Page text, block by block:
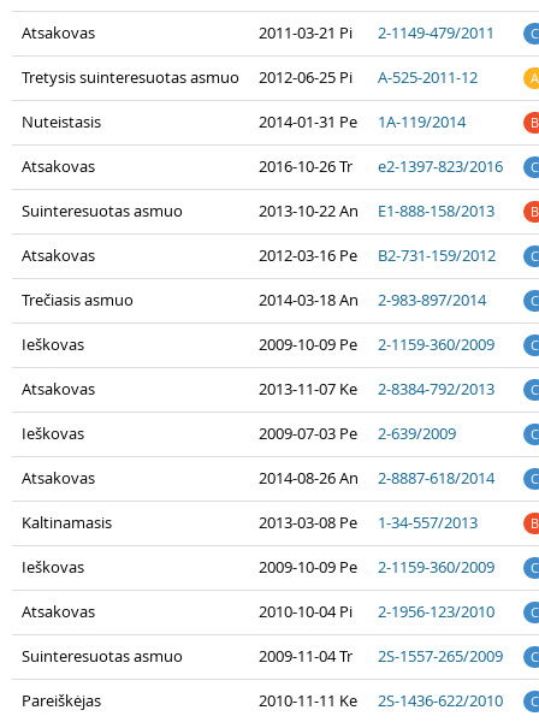
Atsakovas 2011-03-21 Pi 2-1149-479/2011 C
Tretysis suinteresuotas asmuo 2012-06-25 Pi A-525-2011-12 A
Nuteistasis 2014-01-31 Pe 1A-119/2014 B
Atsakovas 2016-10-26 Tr e2-1397-823/2016 C
Suinteresuotas asmuo 2013-10-22 An E1-888-158/2013 B
Atsakovas 2012-03-16 Pe B2-731-159/2012 C
Trečiasis asmuo 2014-03-18 An 2-983-897/2014 C
Ieškovas 2009-10-09 Pe 2-1159-360/2009 C
Atsakovas 2013-11-07 Ke 2-8384-792/2013 C
Ieškovas 2009-07-03 Pe 2-639/2009 C
Atsakovas 2014-08-26 An 2-8887-618/2014 C
Kaltinamasis 2013-03-08 Pe 1-34-557/2013 B
Ieškovas 2009-10-09 Pe 2-1159-360/2009 C
Atsakovas 2010-10-04 Pi 2-1956-123/2010 C
Suinteresuotas asmuo 2009-11-04 Tr 2S-1557-265/2009 C
Pareiškėjas 2010-11-11 Ke 2S-1436-622/2010 C